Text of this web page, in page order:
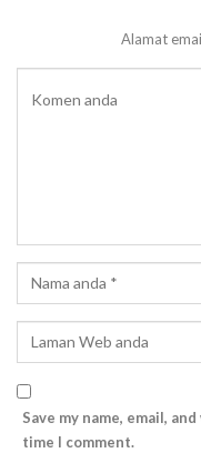
Alamat
Save my name, email,
time I comment.